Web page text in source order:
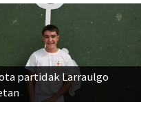
partidak Larraulgo